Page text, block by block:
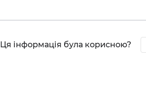
Ця інформація була корисною?